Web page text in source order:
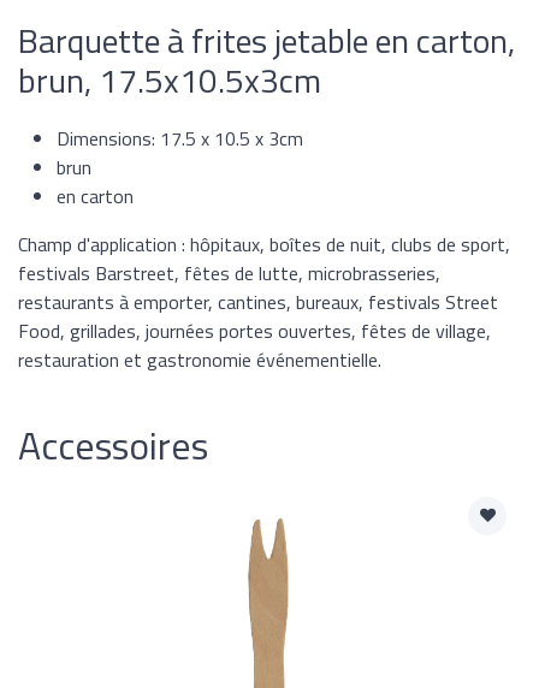
Barquette à frites jetable en carton,
brun, 17.5x10.5x3cm
Dimensions: 17.5 x 10.5 x 3cm
brun
en carton
Champ d'application : hôpitaux, boîtes de nuit, clubs de sport,
festivals Barstreet, fêtes de lutte, microbrasseries,
restaurants à emporter, cantines, bureaux, festivals Street
Food, grillades, journées portes ouvertes, fêtes de village,
restauration et gastronomie événementielle.
Accessoires